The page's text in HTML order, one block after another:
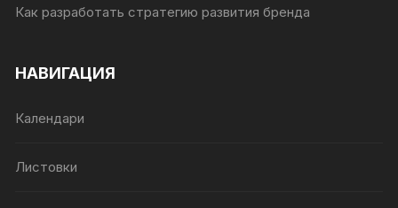
Как разработать стратегию развития бренда
НАВИГАЦИЯ
Календари
Листовки